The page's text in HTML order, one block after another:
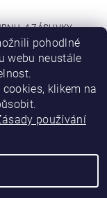
4 ZÁSUVKY,
pohodlné
webu neustále
.
klikem na
používání